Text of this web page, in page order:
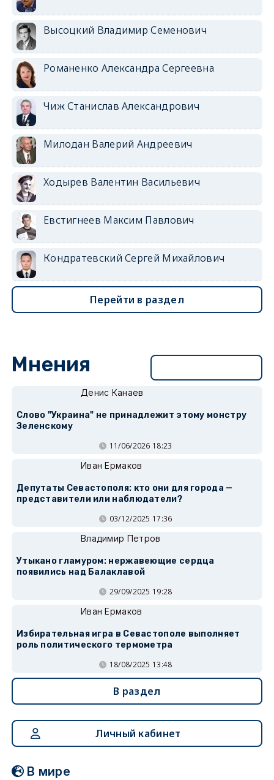
Высоцкий Владимир Семенович
Романенко Александра Сергеевна
Чиж Станислав Александрович
Милодан Валерий Андреевич
Ходырев Валентин Васильевич
Евстигнеев Максим Павлович
Кондратевский Сергей Михайлович
Перейти в раздел
Мнения
Денис Канаев
Слово "Украина" не принадлежит этому монстру
Зеленскому
11/06/2026 18:23
Иван Ермаков
Депутаты Севастополя: кто они для города —
представители или наблюдатели?
03/12/2025 17:36
Владимир Петров
Утыкано гламуром: нержавеющие сердца
появились над Балаклавой
29/09/2025 19:28
Иван Ермаков
Избирательная игра в Севастополе выполняет
роль политического термометра
18/08/2025 13:48
В раздел
Личный кабинет
В мире